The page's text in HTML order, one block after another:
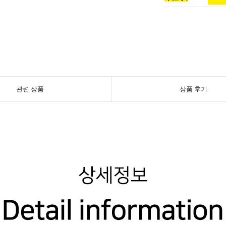
관련 상품 상품 후기